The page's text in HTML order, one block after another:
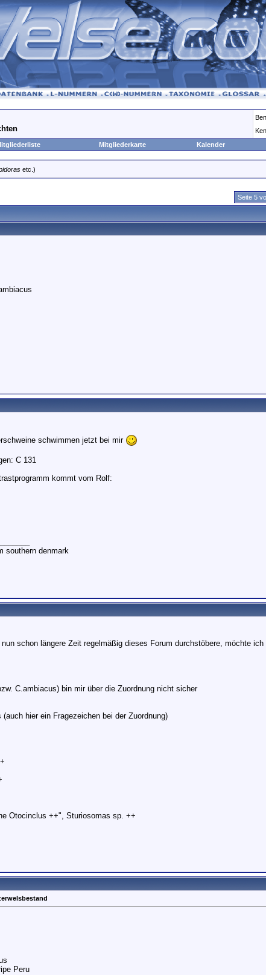
Mitgliederkarte Kalender
etc.)
Seite 5
schwimmen jetzt bei mir
C 131
kommt vom Rolf:
southern denmark
nun schon längere Zeit regelmäßig dieses Forum durchstöbere, möchte
C.ambiacus) bin mir über die Zuordnung nicht sicher
(auch hier ein Fragezeichen bei der Zuordnung)
Otocinclus ++", Sturiosomas sp. ++
Peru